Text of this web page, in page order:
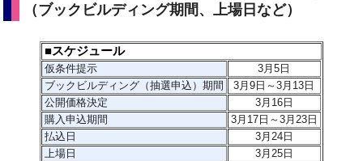
（ブックビルディング期間、上場日など）
■スケジュール
仮条件提示 3月5日
ブックビルディング（抽選申込）期間
3月9日～3月13日
公開価格決定
3月16日
購入申込期間
3月17日～3月23日
払込日
3月24日
上場日
3月25日